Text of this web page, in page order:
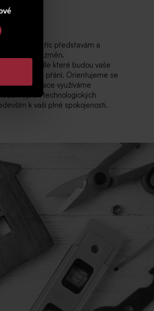
vstříc představám a
klientských změn.
podle které budou vaše
dle vašich přání. Orientujeme se
realizace využíváme
technologických
k vaší plné spokojenosti.